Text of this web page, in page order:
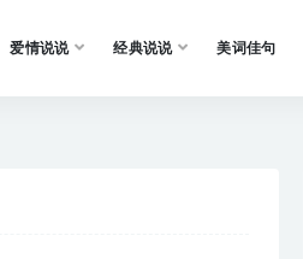
爱情说说 经典说说 美词佳句